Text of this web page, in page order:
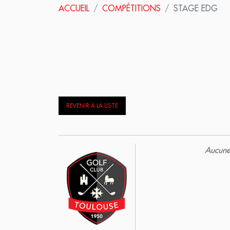
ACCUEIL COMPÉTITIONS STAGE EDG
REVENIR À LA LISTE